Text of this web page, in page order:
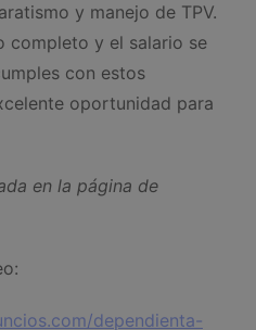
y manejo de TPV.
completo y el salario se
con estos
oportunidad para
en la página de
dependienta-